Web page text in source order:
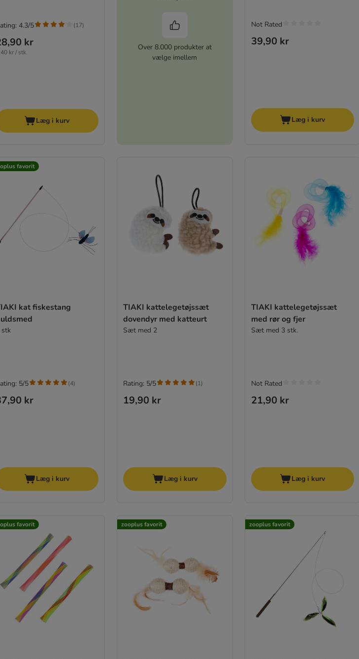
kr
kr / stk.
4.3/5 (17)
Læg i kurv
Over 8.000 produkter at
vælge imellem
39,90 kr
Not Rated
Læg i kurv
favorit
kat fiskestang
stk
kr
5/5 (4)
Læg i kurv
TIAKI kattelegetøjssæt
dovendyr med katteurt
Sæt med 2
19,90 kr
Rating: 5/5 (1)
Læg i kurv
TIAKI kattelegetøjssæt
med rør og fjer
Sæt med 3 stk.
21,90 kr
Not Rated
Læg i kurv
favorit zooplus favorit zooplus favorit